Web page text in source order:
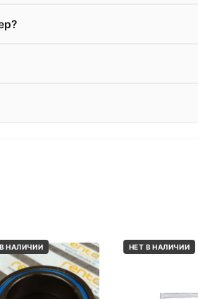
НАЛИЧИИ НЕТ В НАЛИЧИИ